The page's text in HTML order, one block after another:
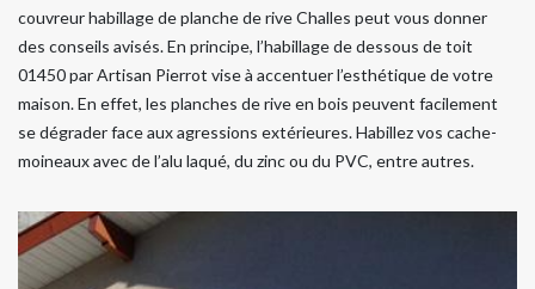
couvreur habillage de planche de rive Challes peut vous donner
des conseils avisés. En principe, l’habillage de dessous de toit
01450 par Artisan Pierrot vise à accentuer l’esthétique de votre
maison. En effet, les planches de rive en bois peuvent facilement
se dégrader face aux agressions extérieures. Habillez vos cache-
moineaux avec de l’alu laqué, du zinc ou du PVC, entre autres.